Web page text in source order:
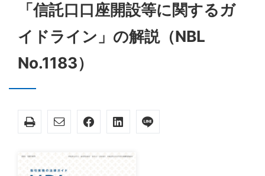
「信託口口座開設等に関するガ
イドライン」の解説（NBL
No.1183）